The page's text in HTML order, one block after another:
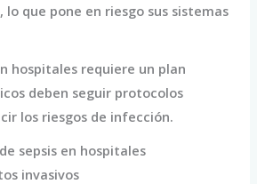
lo que pone en riesgo sus sistemas
hospitales requiere un plan
deben seguir protocolos
los riesgos de infección.
sepsis en hospitales
invasivos